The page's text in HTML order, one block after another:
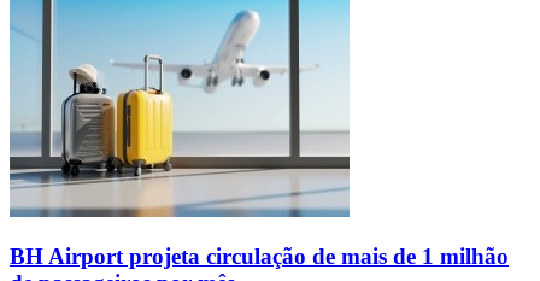
BH Airport projeta circulação de mais de 1 milhão